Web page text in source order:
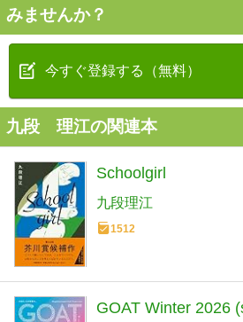
みませんか？
今すぐ登録する（無料）
九段 理江の関連本
Schoolgirl
九段理江
1512
GOAT Winter 2026